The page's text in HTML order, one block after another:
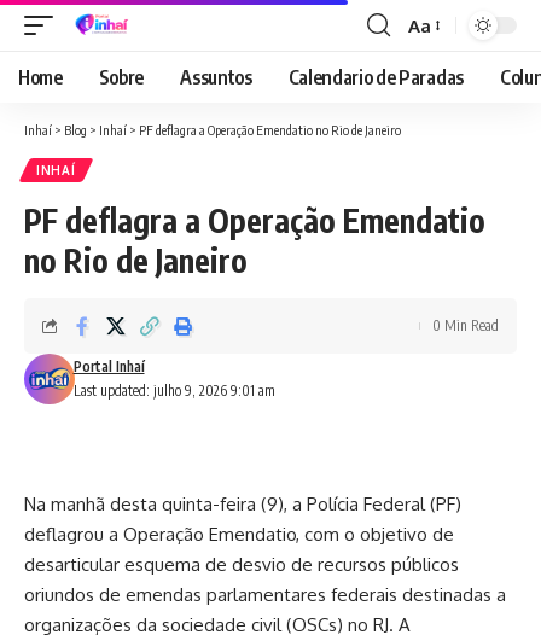
Font
Resizer
Aa
Home Sobre Assuntos Calendario de Paradas
Inhaí > Blog > Inhaí > PF deflagra a Operação Emendatio no Rio de Janeiro
INHAÍ
PF deflagra a Operação Emendatio
no Rio de Janeiro
Last updated: julho 9, 2026 9:01 am
Portal Inhaí
0 Min Read
Na manhã desta quinta-feira (9), a Polícia Federal (PF)
deflagrou a Operação Emendatio, com o objetivo de
desarticular esquema de desvio de recursos públicos
oriundos de emendas parlamentares federais destinadas a
organizações da sociedade civil (OSCs) no RJ. A